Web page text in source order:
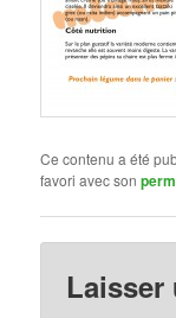
Ce contenu a été
favori avec son
Laisser